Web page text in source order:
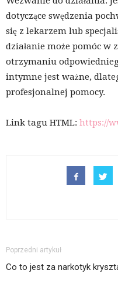
dotyczące swędzenia
się z lekarzem lub
działanie może pomóc
otrzymaniu
intymne jest ważne,
profesjonalnej pomocy.
Link tagu HTML: https://
Poprzedni artykuł
Co to jest za narkotyk